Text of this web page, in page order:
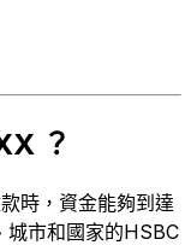
？
時，資金能夠到達
城市和國家的HSBC